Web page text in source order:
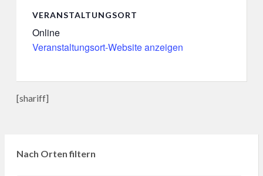
VERANSTALTUNGSORT
Online
Veranstaltungsort-Website anzeigen
[shariff]
Nach Orten filtern